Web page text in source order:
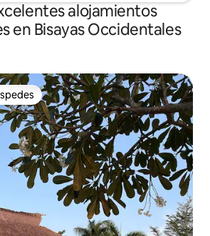
alojamientos
en Bisayas Occidentales